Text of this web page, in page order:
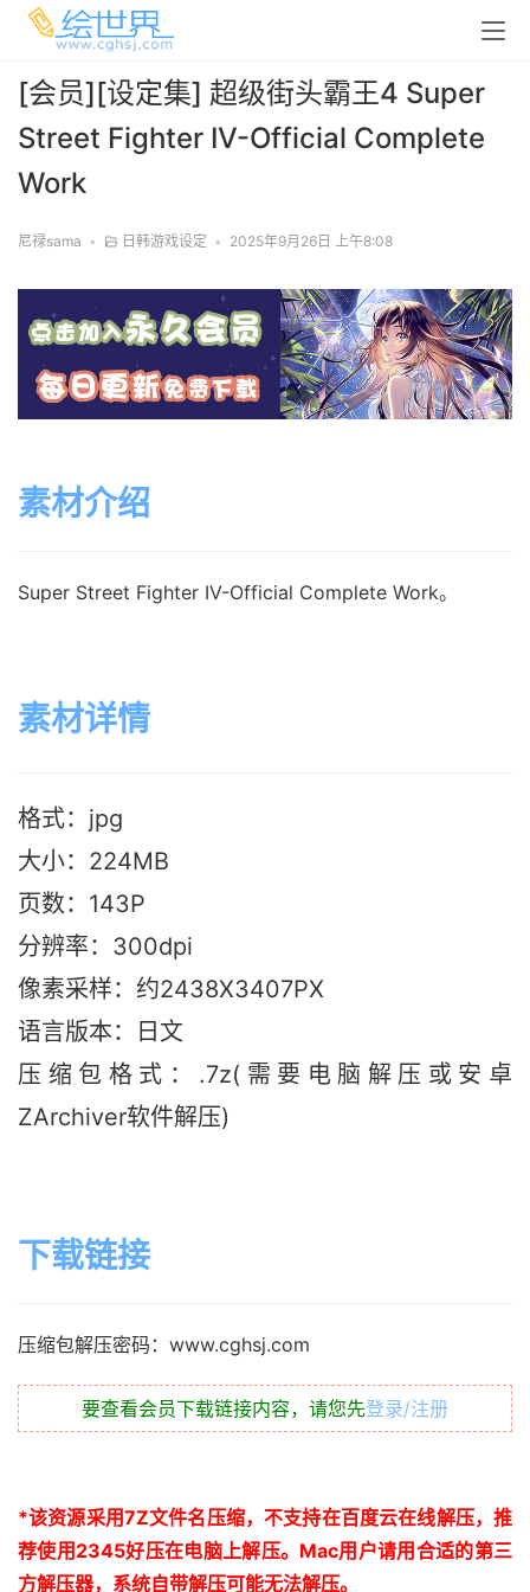
[会员][设定集] 超级街头霸王4 Super
Street Fighter IV-Official Complete
Work
尼禄sama • 日韩游戏设定 • 2025年9月26日 上午8:08
素材介绍
Super Street Fighter IV-Official Complete Work。
素材详情
格式：jpg
大小：224MB
页数：143P
分辨率：300dpi
像素采样：约2438X3407PX
语言版本：日文
压缩包格式：.7z(需要电脑解压或安卓
ZArchiver软件解压)
下载链接
压缩包解压密码：www.cghsj.com
要查看会员下载链接内容，请您先登录/注册
*该资源采用7Z文件名压缩，不支持在百度云在线解压，推
荐使用2345好压在电脑上解压。 Mac用户请用合适的第三
方解压器，系统自带解压可能无法解压。